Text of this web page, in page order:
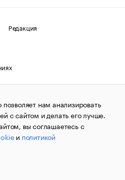
Редакция
О соблюдении авторских прав
1995–2026.Сообщения
агентства «РБК»
службой по надзору в сфере
и массовых
09.12.2015 за номером ИА
пометкой «РБК». Отдельные
информацию,
нам анализировать
с сайтом и делать его лучше.
вы соглашаетесь с
и политикой